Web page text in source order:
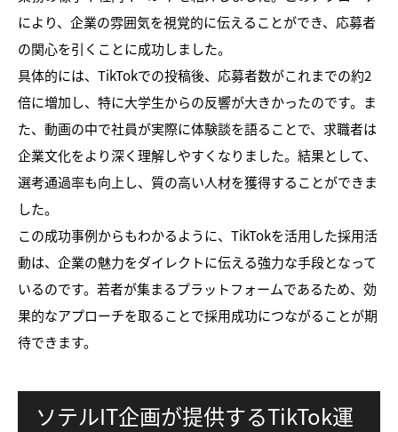
により、企業の雰囲気を視覚的に伝えることができ、応募者
の関心を引くことに成功しました。
具体的には、TikTokでの投稿後、応募者数がこれまでの約2
倍に増加し、特に大学生からの反響が大きかったのです。ま
た、動画の中で社員が実際に体験談を語ることで、求職者は
企業文化をより深く理解しやすくなりました。結果として、
選考通過率も向上し、質の高い人材を獲得することができま
した。
この成功事例からもわかるように、TikTokを活用した採用活
動は、企業の魅力をダイレクトに伝える強力な手段となって
いるのです。若者が集まるプラットフォームであるため、効
果的なアプローチを取ることで採用成功につながることが期
待できます。
ソテルIT企画が提供するTikTok運